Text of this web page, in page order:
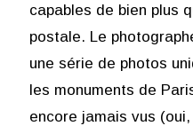
capables de bien plus
postale. Le
une série de photos
les monuments de
encore jamais vus